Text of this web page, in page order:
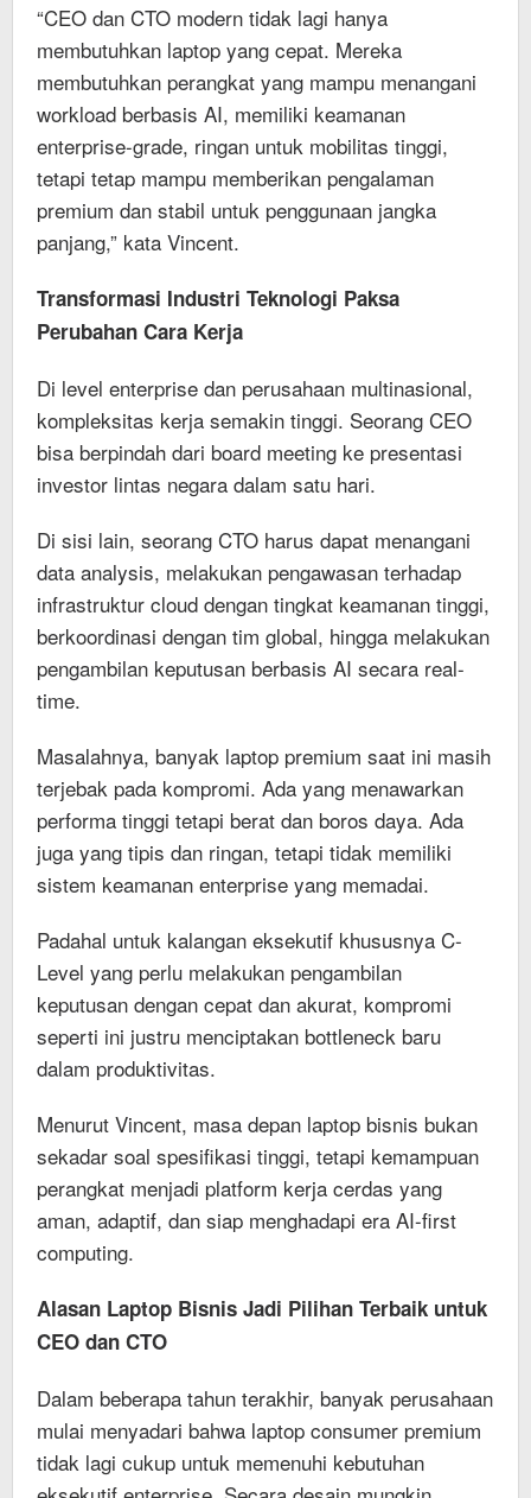
“CEO dan CTO modern tidak lagi hanya
membutuhkan laptop yang cepat. Mereka
membutuhkan perangkat yang mampu menangani
workload berbasis AI, memiliki keamanan
enterprise-grade, ringan untuk mobilitas tinggi,
tetapi tetap mampu memberikan pengalaman
premium dan stabil untuk penggunaan jangka
panjang,” kata Vincent.
Transformasi Industri Teknologi Paksa
Perubahan Cara Kerja
Di level enterprise dan perusahaan multinasional,
kompleksitas kerja semakin tinggi. Seorang CEO
bisa berpindah dari board meeting ke presentasi
investor lintas negara dalam satu hari.
Di sisi lain, seorang CTO harus dapat menangani
data analysis, melakukan pengawasan terhadap
infrastruktur cloud dengan tingkat keamanan tinggi,
berkoordinasi dengan tim global, hingga melakukan
pengambilan keputusan berbasis AI secara real-
time.
Masalahnya, banyak laptop premium saat ini masih
terjebak pada kompromi. Ada yang menawarkan
performa tinggi tetapi berat dan boros daya. Ada
juga yang tipis dan ringan, tetapi tidak memiliki
sistem keamanan enterprise yang memadai.
Padahal untuk kalangan eksekutif khususnya C-
Level yang perlu melakukan pengambilan
keputusan dengan cepat dan akurat, kompromi
seperti ini justru menciptakan bottleneck baru
dalam produktivitas.
Menurut Vincent, masa depan laptop bisnis bukan
sekadar soal spesifikasi tinggi, tetapi kemampuan
perangkat menjadi platform kerja cerdas yang
aman, adaptif, dan siap menghadapi era AI-first
computing.
Alasan Laptop Bisnis Jadi Pilihan Terbaik untuk
CEO dan CTO
Dalam beberapa tahun terakhir, banyak perusahaan
mulai menyadari bahwa laptop consumer premium
tidak lagi cukup untuk memenuhi kebutuhan